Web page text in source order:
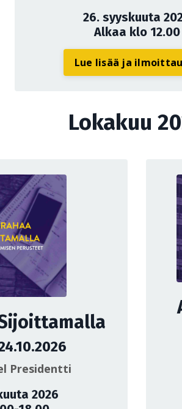
26. syyskuuta
Alkaa klo 12.00
Lue lisää ja
Lokakuu
Presidentti
2026